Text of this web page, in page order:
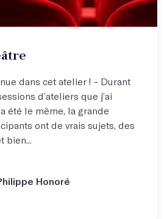
dans cet atelier ! - Durant
d’ateliers que j’ai
été le même, la grande
ont de vrais sujets, des
bien...
Honoré